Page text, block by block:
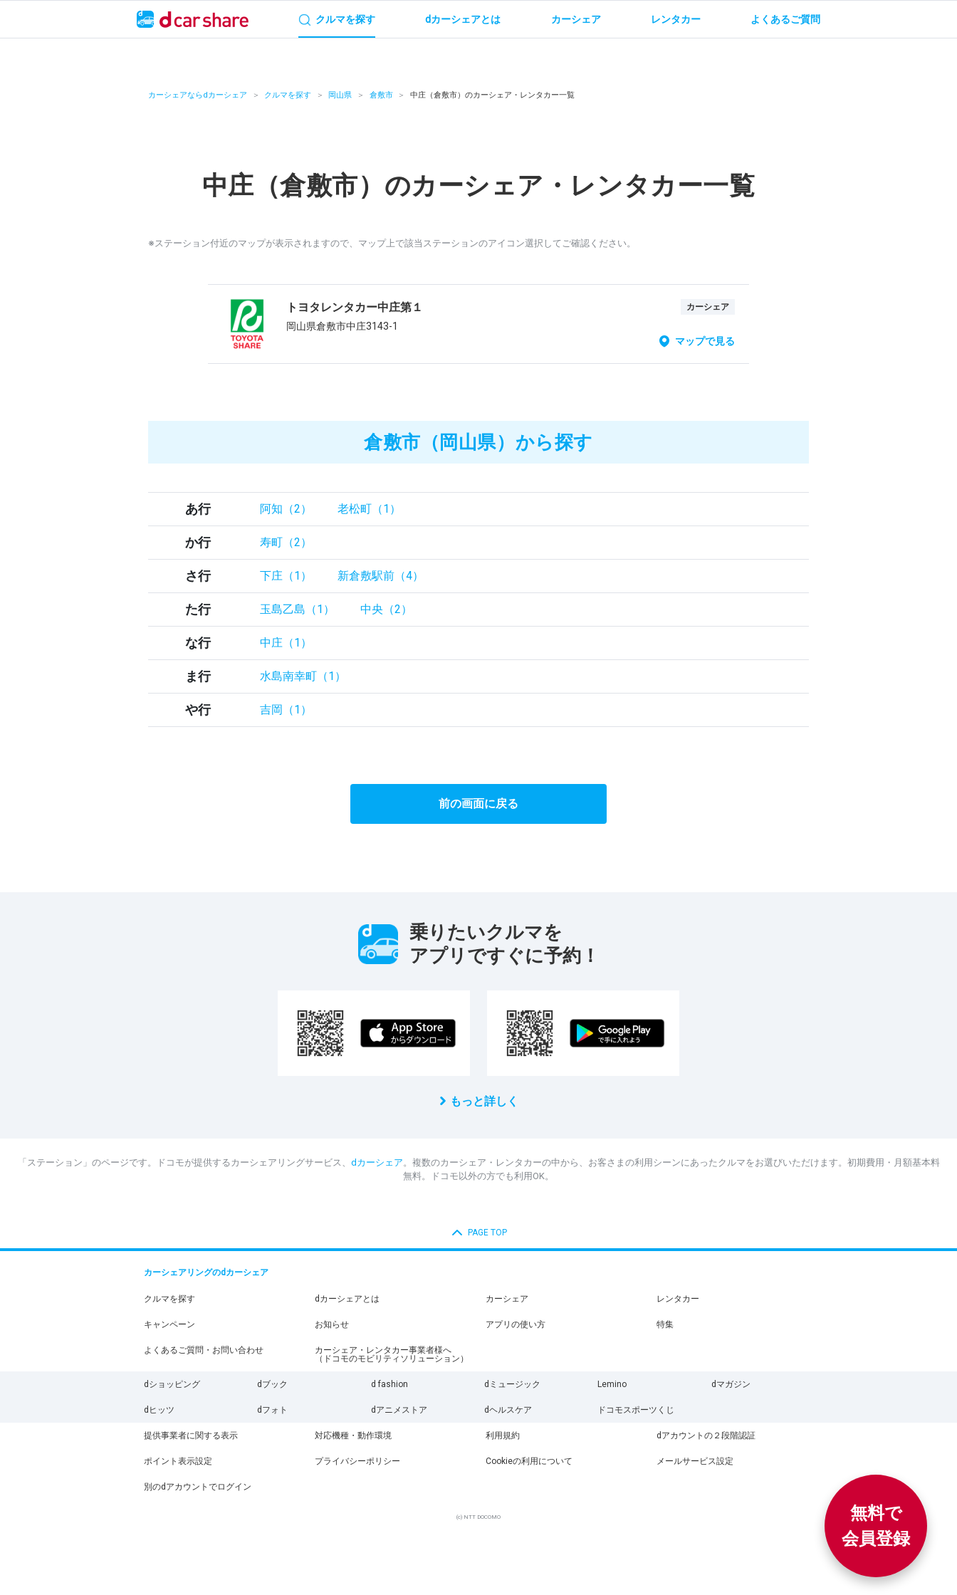
クルマを探す dカーシェアとは カーシェア レンタカー よくあるご質問
カーシェアならdカーシェア クルマを探す 岡山県 倉敷市 中庄（倉敷市）のカーシェア・レンタカー一覧
中庄（倉敷市）のカーシェア・レンタカー一覧
※ステーション付近のマップが表示されますので、マップ上で該当ステーションのアイコン選択してご確認ください。
トヨタレンタカー中庄第１ カーシェア
岡山県倉敷市中庄3143-1
マップで見る
倉敷市（岡山県）から探す
あ行 阿知（2） 老松町（1）
か行 寿町（2）
さ行 下庄（1） 新倉敷駅前（4）
た行 玉島乙島（1） 中央（2）
な行 中庄（1）
ま行 水島南幸町（1）
や行 吉岡（1）
前の画面に戻る
無料で
会員登録
乗りたいクルマを
アプリですぐに予約！
もっと詳しく
「ステーション」のページです。ドコモが提供するカーシェアリングサービス、 dカーシェア。複数のカーシェア・レンタカーの中から、お客さまの利用シーンにあったクルマをお選びいただけます。初期費用・月額基本料
無料。ドコモ以外の方でも利用OK。
PAGE TOP
カーシェアリングのdカーシェア
クルマを探す dカーシェアとは カーシェア レンタカー
キャンペーン お知らせ アプリの使い方 特集
よくあるご質問・お問い合わせ
カーシェア・レンタカー事業者様へ
（ドコモのモビリティソリューション）
dショッピング dブック d fashion dミュージック Lemino dマガジン
dヒッツ dフォト dアニメストア dヘルスケア ドコモスポーツくじ
提供事業者に関する表示 対応機種・動作環境 利用規約 dアカウントの２段階認証
ポイント表示設定 プライバシーポリシー Cookieの利用について メールサービス設定
別のdアカウントでログイン
(c) NTT DOCOMO
よくあるご質問・お問い合わせ